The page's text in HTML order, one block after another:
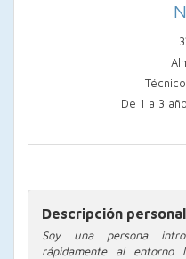
De 1 a 3
Descripción personal
Soy una persona
rápidamente al entorno